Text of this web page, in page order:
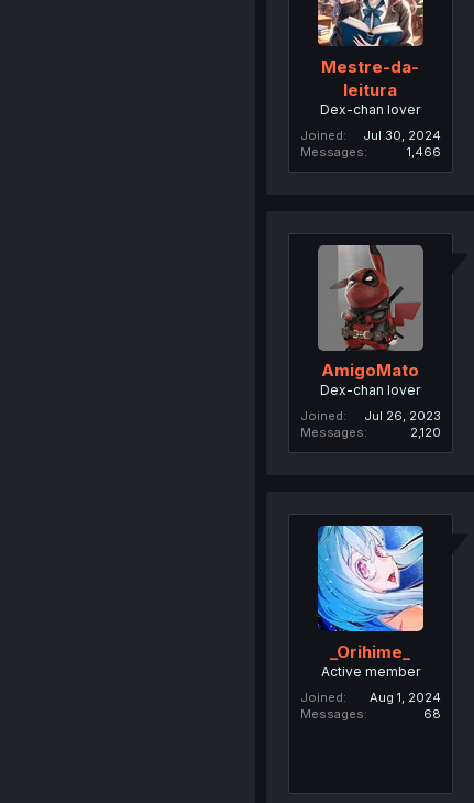
Mestre-da-
leitura
Dex-chan lover
Joined
Jul 30, 2024
Messages
1,466
AmigoMato
Dex-chan lover
Joined
Jul 26, 2023
Messages
2,120
_Orihime_
Active member
Joined
Aug 1, 2024
Messages
68